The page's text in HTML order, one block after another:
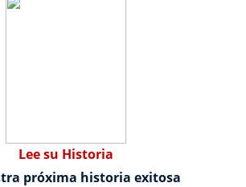
Lee su Historia
próxima historia exitosa